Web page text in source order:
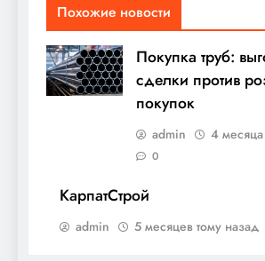
Похожие новости
Покупка труб:
сделки против
покупок
admin 4
0
КарпатСтрой
admin 5 месяцев тому назад